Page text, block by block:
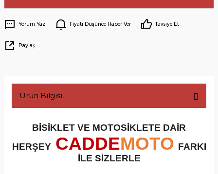
Yorum Yaz Fiyatı Düşünce Haber Ver Tavsiye Et
Paylaş
Ürün Bilgisi
BİSİKLET VE MOTOSİKLETE DAİR
HERŞEY CADDEMOTO FARKI
İLE SİZLERLE